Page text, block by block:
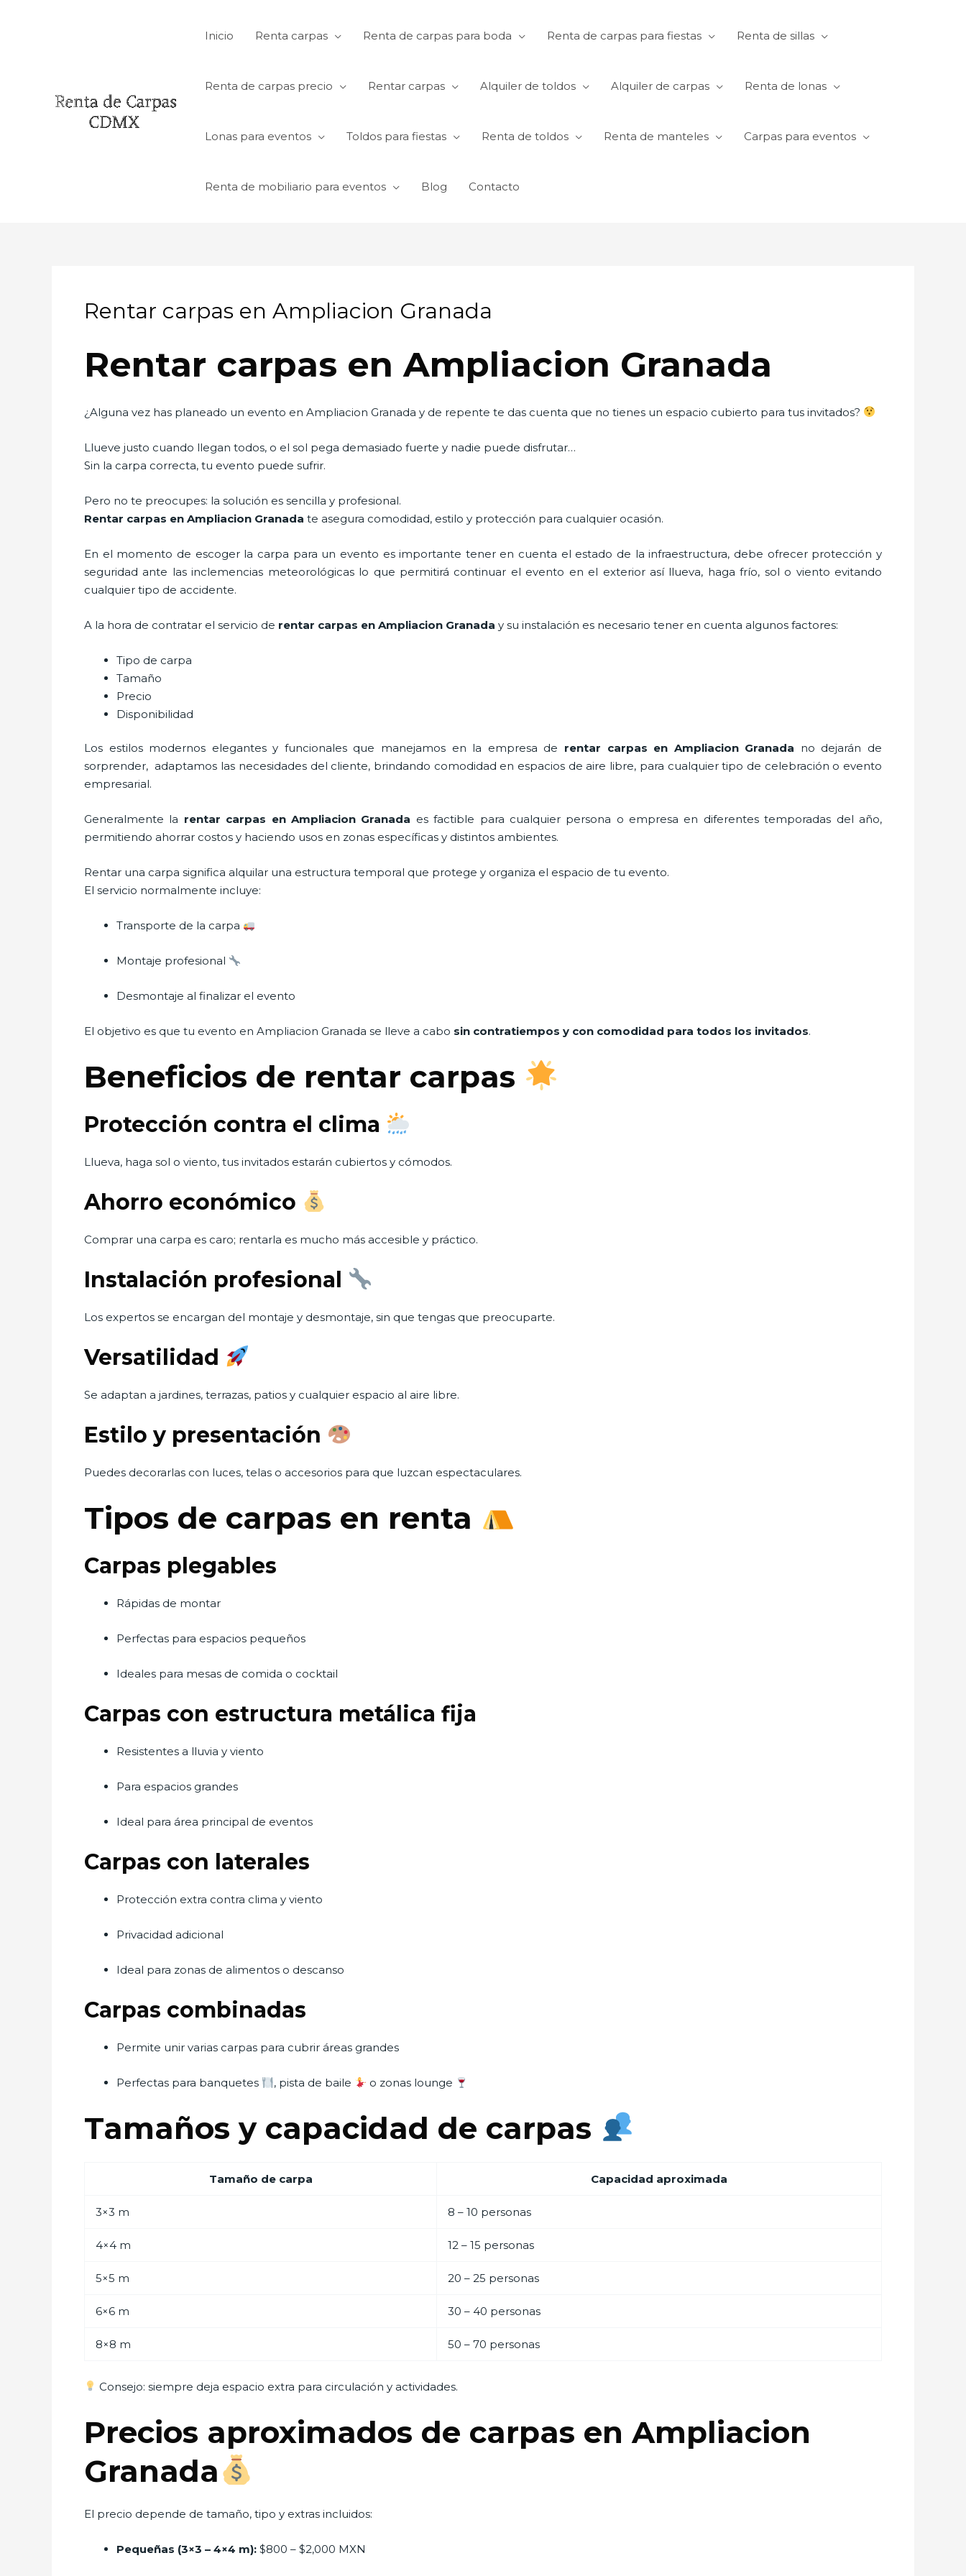
Inicio Renta carpas Renta de carpas para boda Renta de carpas para fiestas Renta de sillas
Renta de carpas precio Rentar carpas Alquiler de toldos Alquiler de carpas Renta de lonas
Lonas para eventos Toldos para fiestas Renta de toldos Renta de manteles Carpas para eventos
Renta de mobiliario para eventos Blog Contacto
Rentar carpas en Ampliacion Granada
Rentar carpas en Ampliacion Granada
¿Alguna vez has planeado un evento en Ampliacion Granada y de repente te das cuenta que no tienes un espacio cubierto para tus invitados?
Llueve justo cuando llegan todos, o el sol pega demasiado fuerte y nadie puede disfrutar…
Sin la carpa correcta, tu evento puede sufrir.
Pero no te preocupes: la solución es sencilla y profesional.
Rentar carpas en Ampliacion Granada te asegura comodidad, estilo y protección para cualquier ocasión.
En el momento de escoger la carpa para un evento es importante tener en cuenta el estado de la infraestructura, debe ofrecer protección y
seguridad ante las inclemencias meteorológicas lo que permitirá continuar el evento en el exterior así llueva, haga frío, sol o viento evitando
cualquier tipo de accidente.
A la hora de contratar el servicio de rentar carpas en Ampliacion Granada y su instalación es necesario tener en cuenta algunos factores:
Tipo de carpa
Tamaño
Precio
Disponibilidad
Los estilos modernos elegantes y funcionales que manejamos en la empresa de rentar carpas en Ampliacion Granada no dejarán de
sorprender, adaptamos las necesidades del cliente, brindando comodidad en espacios de aire libre, para cualquier tipo de celebración o evento
empresarial.
Generalmente la rentar carpas en Ampliacion Granada es factible para cualquier persona o empresa en diferentes temporadas del año,
permitiendo ahorrar costos y haciendo usos en zonas específicas y distintos ambientes.
Rentar una carpa significa alquilar una estructura temporal que protege y organiza el espacio de tu evento.
El servicio normalmente incluye:
Transporte de la carpa
Montaje profesional
Desmontaje al finalizar el evento
El objetivo es que tu evento en Ampliacion Granada se lleve a cabo sin contratiempos y con comodidad para todos los invitados.
Beneficios de rentar carpas
Protección contra el clima
Llueva, haga sol o viento, tus invitados estarán cubiertos y cómodos.
Ahorro económico
Comprar una carpa es caro; rentarla es mucho más accesible y práctico.
Instalación profesional
Los expertos se encargan del montaje y desmontaje, sin que tengas que preocuparte.
Versatilidad
Se adaptan a jardines, terrazas, patios y cualquier espacio al aire libre.
Estilo y presentación
Puedes decorarlas con luces, telas o accesorios para que luzcan espectaculares.
Tipos de carpas en renta
Carpas plegables
Rápidas de montar
Perfectas para espacios pequeños
Ideales para mesas de comida o cocktail
Carpas con estructura metálica fija
Resistentes a lluvia y viento
Para espacios grandes
Ideal para área principal de eventos
Carpas con laterales
Protección extra contra clima y viento
Privacidad adicional
Ideal para zonas de alimentos o descanso
Carpas combinadas
Permite unir varias carpas para cubrir áreas grandes
Perfectas para banquetes , pista de baile o zonas lounge
Tamaños y capacidad de carpas
Tamaño de carpa Capacidad aproximada
3×3 m 8 – 10 personas
4×4 m 12 – 15 personas
5×5 m 20 – 25 personas
6×6 m 30 – 40 personas
8×8 m 50 – 70 personas
Consejo: siempre deja espacio extra para circulación y actividades.
Precios aproximados de carpas en Ampliacion
Granada
El precio depende de tamaño, tipo y extras incluidos:
Pequeñas (3×3 – 4×4 m): $800 – $2,000 MXN